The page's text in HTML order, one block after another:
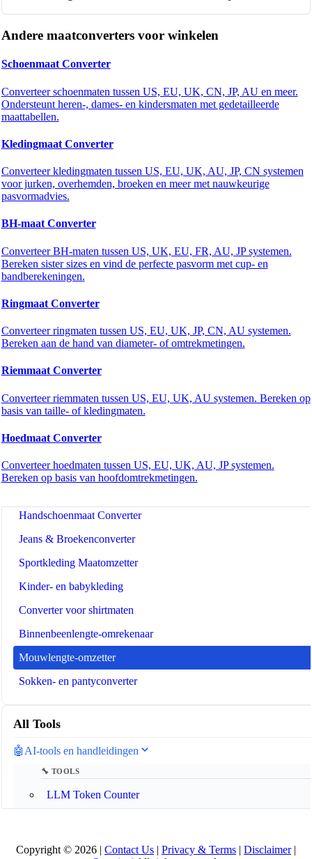
Kleding en winkelen
🔧 TOOLS
Schoenmaat Converter
Kledingmaat Converter
Ringmaat Converter
Riemmaat Converter
Handschoenmaat Converter
Jeans & Broekenconverter
Sportkleding Maatomzetter
Kinder- en babykleding
Converter voor shirtmaten
Binnenbeenlengte-omrekenaar
Mouwlengte-omzetter
Sokken- en pantyconverter
All Tools
🤖 AI-tools en handleidingen
🔧 TOOLS
LLM Token Counter
AI-woordenlijst 2025
Andere maatconverters voor winkelen
Schoenmaat Converter
Converteer schoenmaten tussen US, EU, UK, CN, JP, AU en meer.
Ondersteunt heren-, dames- en kindersmaten met gedetailleerde
maattabellen.
Kledingmaat Converter
Converteer kledingmaten tussen US, EU, UK, AU, JP, CN systemen
voor jurken, overhemden, broeken en meer met nauwkeurige
pasvormadvies.
BH-maat Converter
Converteer BH-maten tussen US, UK, EU, FR, AU, JP systemen.
Bereken sister sizes en vind de perfecte pasvorm met cup- en
bandberekeningen.
Ringmaat Converter
Converteer ringmaten tussen US, EU, UK, JP, CN, AU systemen.
Bereken aan de hand van diameter- of omtrekmetingen.
Riemmaat Converter
Converteer riemmaten tussen US, EU, UK, AU systemen. Bereken op
basis van taille- of kledingmaten.
Hoedmaat Converter
Converteer hoedmaten tussen US, EU, UK, AU, JP systemen.
Bereken op basis van hoofdomtrekmetingen.
Copyright © 2026 | Contact Us | Privacy & Terms | Disclaimer|